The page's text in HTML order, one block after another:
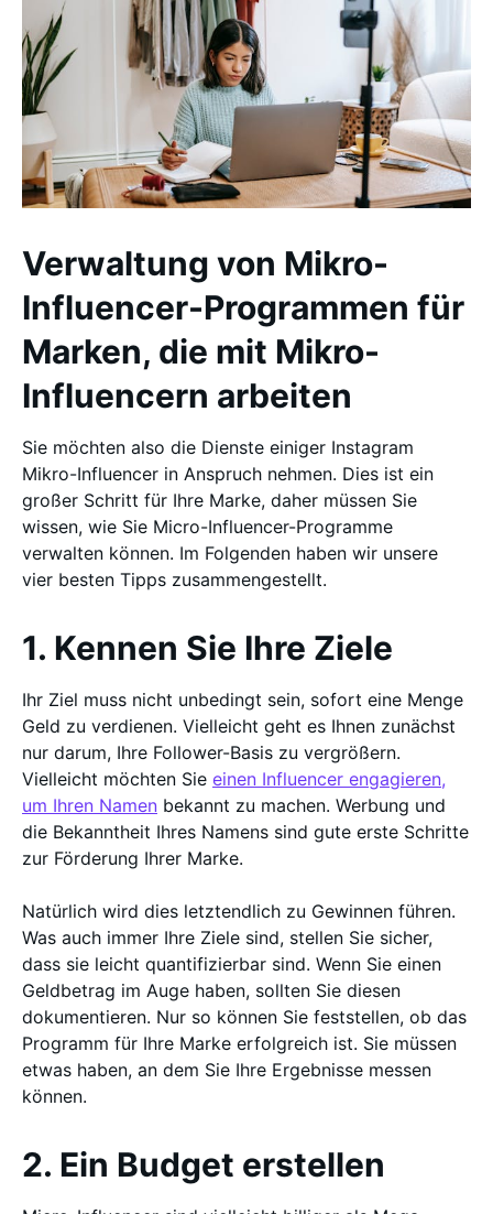
Verwaltung von Mikro-
Influencer-Programmen für
Marken, die mit Mikro-
Influencern arbeiten
Sie möchten also die Dienste einiger Instagram
Mikro-Influencer in Anspruch nehmen. Dies ist ein
großer Schritt für Ihre Marke, daher müssen Sie
wissen, wie Sie Micro-Influencer-Programme
verwalten können. Im Folgenden haben wir unsere
vier besten Tipps zusammengestellt.
1. Kennen Sie Ihre Ziele
Ihr Ziel muss nicht unbedingt sein, sofort eine Menge
Geld zu verdienen. Vielleicht geht es Ihnen zunächst
nur darum, Ihre Follower-Basis zu vergrößern.
Vielleicht möchten Sie einen Influencer engagieren,
um Ihren Namen bekannt zu machen. Werbung und
die Bekanntheit Ihres Namens sind gute erste Schritte
zur Förderung Ihrer Marke.
Natürlich wird dies letztendlich zu Gewinnen führen.
Was auch immer Ihre Ziele sind, stellen Sie sicher,
dass sie leicht quantifizierbar sind. Wenn Sie einen
Geldbetrag im Auge haben, sollten Sie diesen
dokumentieren. Nur so können Sie feststellen, ob das
Programm für Ihre Marke erfolgreich ist. Sie müssen
etwas haben, an dem Sie Ihre Ergebnisse messen
können.
2. Ein Budget erstellen